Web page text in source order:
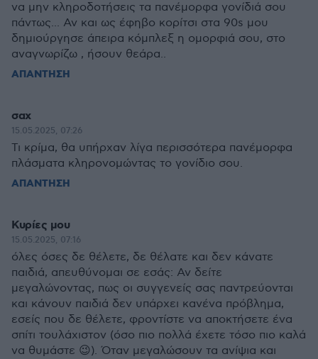
να μην κληροδοτήσεις τα πανέμορφα γονίδιά σου
πάντως... Αν και ως έφηβο κορίτσι στα 90s μου
δημιούργησε άπειρα κόμπλεξ η ομορφιά σου, στο
αναγνωρίζω , ήσουν θεάρα..
ΑΠΑΝΤΗΣΗ
σαχ
15.05.2025, 07:26
Τι κρίμα, θα υπήρχαν λίγα περισσότερα πανέμορφα
πλάσματα κληρονομώντας το γονίδιο σου.
ΑΠΑΝΤΗΣΗ
Κυρίες μου
15.05.2025, 07:16
όλες όσες δε θέλετε, δε θέλατε και δεν κάνατε
παιδιά, απευθύνομαι σε εσάς: Αν δείτε
μεγαλώνοντας, πως οι συγγενείς σας παντρεύονται
και κάνουν παιδιά δεν υπάρχει κανένα πρόβλημα,
εσείς που δε θέλετε, φροντίστε να αποκτήσετε ένα
σπίτι τουλάχιστον (όσο πιο πολλά έχετε τόσο πιο καλά
να θυμάστε 😉). Όταν μεγαλώσουν τα ανίψια και